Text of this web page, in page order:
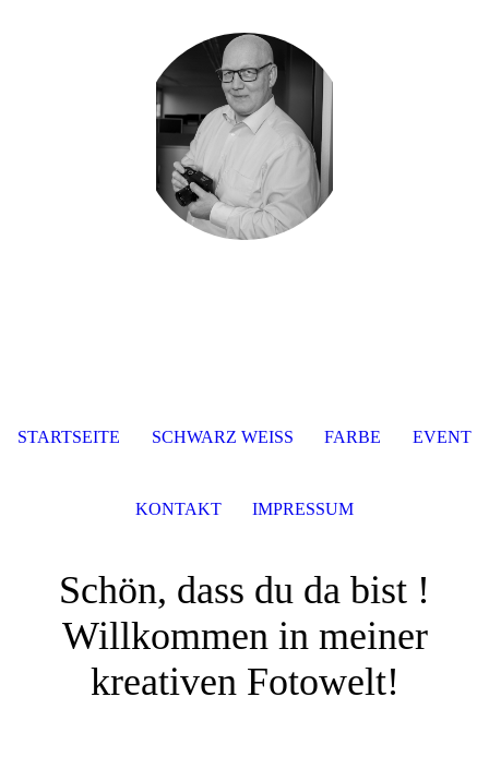
Schön, dass du da bist !
Willkommen in meiner
kreativen Fotowelt!
STARTSEITE SCHWARZ WEISS FARBE EVENT
KONTAKT IMPRESSUM